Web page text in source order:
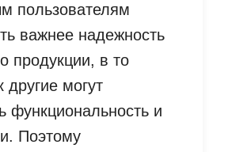
пользователям
важнее надежность
продукции, в то
другие могут
функциональность и
Поэтому